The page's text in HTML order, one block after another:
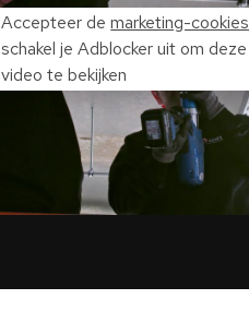
Accepteer demarketing-cookies
schakel je Adblocker uit om deze
video te bekijken